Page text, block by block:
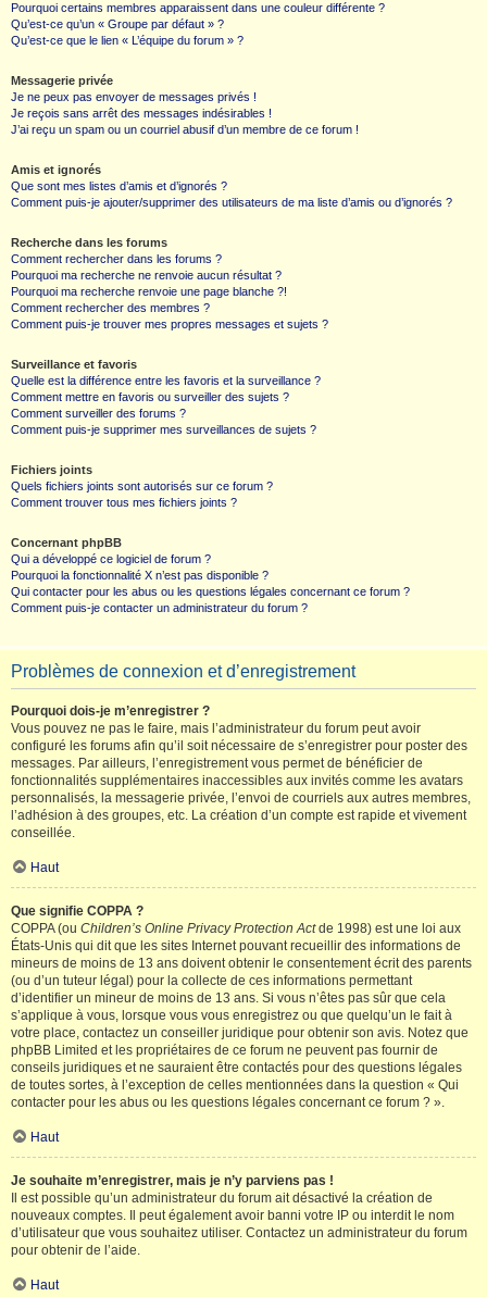
Pourquoi certains membres apparaissent dans une couleur différente ?
Qu’est-ce qu’un « Groupe par défaut » ?
Qu’est-ce que le lien « L’équipe du forum » ?
Messagerie privée
Je ne peux pas envoyer de messages privés !
Je reçois sans arrêt des messages indésirables !
J’ai reçu un spam ou un courriel abusif d’un membre de ce forum !
Amis et ignorés
Que sont mes listes d’amis et d’ignorés ?
Comment puis-je ajouter/supprimer des utilisateurs de ma liste d’amis ou d’ignorés ?
Recherche dans les forums
Comment rechercher dans les forums ?
Pourquoi ma recherche ne renvoie aucun résultat ?
Pourquoi ma recherche renvoie une page blanche ?!
Comment rechercher des membres ?
Comment puis-je trouver mes propres messages et sujets ?
Surveillance et favoris
Quelle est la différence entre les favoris et la surveillance ?
Comment mettre en favoris ou surveiller des sujets ?
Comment surveiller des forums ?
Comment puis-je supprimer mes surveillances de sujets ?
Fichiers joints
Quels fichiers joints sont autorisés sur ce forum ?
Comment trouver tous mes fichiers joints ?
Concernant phpBB
Qui a développé ce logiciel de forum ?
Pourquoi la fonctionnalité X n’est pas disponible ?
Qui contacter pour les abus ou les questions légales concernant ce forum ?
Comment puis-je contacter un administrateur du forum ?
Problèmes de connexion et d’enregistrement
Pourquoi dois-je m’enregistrer ?
Vous pouvez ne pas le faire, mais l’administrateur du forum peut avoir
configuré les forums afin qu’il soit nécessaire de s’enregistrer pour poster des
messages. Par ailleurs, l’enregistrement vous permet de bénéficier de
fonctionnalités supplémentaires inaccessibles aux invités comme les avatars
personnalisés, la messagerie privée, l’envoi de courriels aux autres membres,
l’adhésion à des groupes, etc. La création d’un compte est rapide et vivement
conseillée.
Haut
Que signifie COPPA ?
COPPA (ou Children’s Online Privacy Protection Actde 1998) est une loi aux
États-Unis qui dit que les sites Internet pouvant recueillir des informations de
mineurs de moins de 13 ans doivent obtenir le consentement écrit des parents
(ou d’un tuteur légal) pour la collecte de ces informations permettant
d’identifier un mineur de moins de 13 ans. Si vous n’êtes pas sûr que cela
s’applique à vous, lorsque vous vous enregistrez ou que quelqu’un le fait à
votre place, contactez un conseiller juridique pour obtenir son avis. Notez que
phpBB Limited et les propriétaires de ce forum ne peuvent pas fournir de
conseils juridiques et ne sauraient être contactés pour des questions légales
de toutes sortes, à l’exception de celles mentionnées dans la question « Qui
contacter pour les abus ou les questions légales concernant ce forum ? ».
Haut
Je souhaite m’enregistrer, mais je n’y parviens pas !
Il est possible qu’un administrateur du forum ait désactivé la création de
nouveaux comptes. Il peut également avoir banni votre IP ou interdit le nom
d’utilisateur que vous souhaitez utiliser. Contactez un administrateur du forum
pour obtenir de l’aide.
Haut